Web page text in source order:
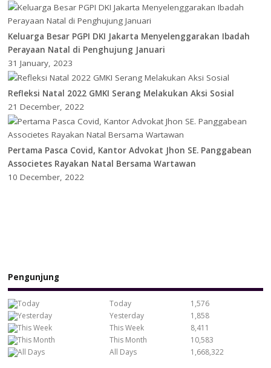
Keluarga Besar PGPI DKI Jakarta Menyelenggarakan Ibadah
Perayaan Natal di Penghujung Januari
31 January, 2023
Refleksi Natal 2022 GMKI Serang Melakukan Aksi Sosial
21 December, 2022
Pertama Pasca Covid, Kantor Advokat Jhon SE. Panggabean
Associetes Rayakan Natal Bersama Wartawan
10 December, 2022
Pengunjung
Today
1,576
Yesterday
1,858
This Week
8,411
This Month
10,583
All Days
1,668,322